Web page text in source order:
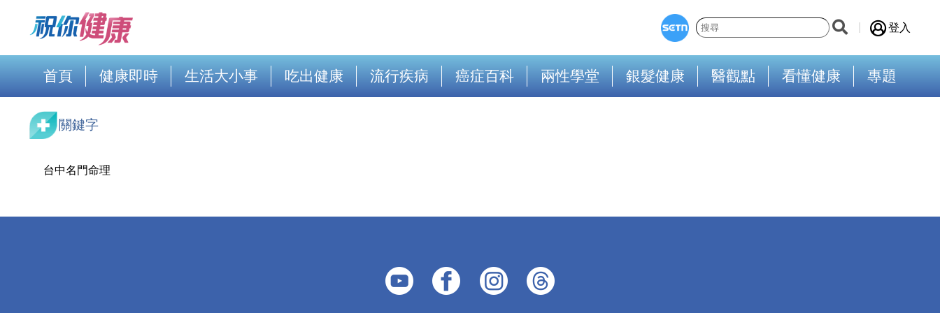
登入
首頁 健康即時 生活大小事 吃出健康 流行疾病 癌症百科 兩性學堂 銀髮健康 醫觀點 看懂健康 專題
關鍵字
台中名門命理